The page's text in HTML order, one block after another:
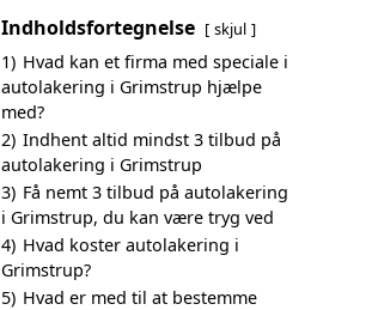
Indholdsfortegnelse skjul
1) Hvad kan et firma med speciale i
autolakering i Grimstrup hjælpe
med?
2) Indhent altid mindst 3 tilbud på
autolakering i Grimstrup
3) Få nemt 3 tilbud på autolakering
i Grimstrup, du kan være tryg ved
4) Hvad koster autolakering i
Grimstrup?
5) Hvad er med til at bestemme